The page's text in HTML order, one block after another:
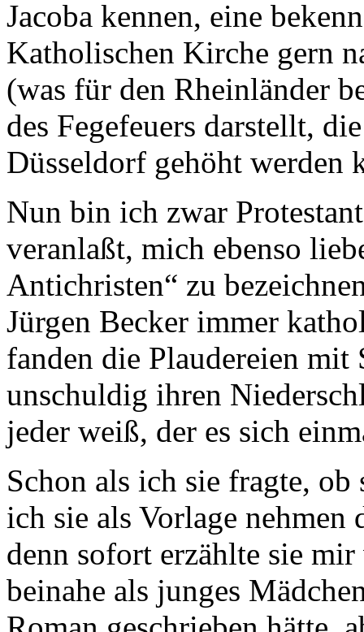
Jacoba kennen, eine
Katholischen Kirche gern
(was für den Rheinländer
des Fegefeuers darstellt,
Düsseldorf gehöht werden
Nun bin ich zwar
veranlaßt, mich ebenso
Antichristen“ zu
Jürgen Becker immer
fanden die Plaudereien
unschuldig ihren
jeder weiß, der es sich
Schon als ich sie fragte,
ich sie als Vorlage
denn sofort erzählte sie
beinahe als junges